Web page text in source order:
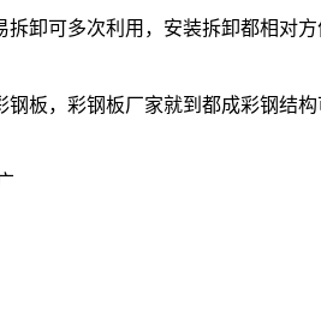
卸可多次利用，安装拆卸都相对方
板，彩钢板厂家就到都成彩钢结构